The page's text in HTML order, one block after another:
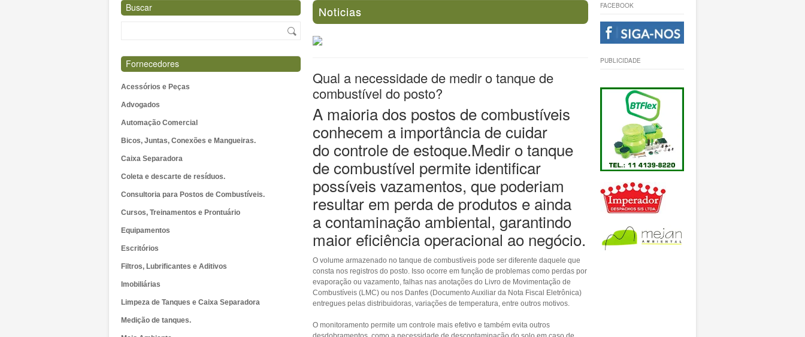
Buscar
Fornecedores
Acessórios e Peças
Advogados
Automação Comercial
Bicos, Juntas, Conexões e Mangueiras.
Caixa Separadora
Coleta e descarte de resíduos.
Consultoria para Postos de Combustíveis.
Cursos, Treinamentos e Prontuário
Equipamentos
Escritórios
Filtros, Lubrificantes e Aditivos
Imobiliárias
Limpeza de Tanques e Caixa Separadora
Medição de tanques.
Noticias
Qual a necessidade de medir o tanque de
combustível do posto?
A maioria dos postos de combustíveis
conhecem a importância de cuidar
docontrole de estoque.Medir o tanque
de combustível permite identificar
possíveis vazamentos, que poderiam
resultar em perda de produtos e ainda
acontaminação ambiental, garantindo
maior eficiência operacional ao negócio.
O volume armazenado no tanque de combustíveis pode ser diferente daquele que
consta nos registros do posto. Isso ocorre em função de problemas como perdas por
evaporação ou vazamento, falhas nas anotações do Livro de Movimentação de
Combustíveis (LMC) ou nos Danfes (Documento Auxiliar da Nota Fiscal Eletrônica)
entregues pelas distribuidoras, variações de temperatura, entre outros motivos.
O monitoramento permite um controle mais efetivo e também evita outros
FACEBOOK
PUBLICIDADE